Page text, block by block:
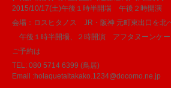
2015/10/17(土)午後１時半開場 午後２時開演
会場：ロスヒタノス JR・阪神 元町東出口を北
午後１時半開場、２時開演 アフタヌーンケー
ご予約は
TEL: 080 5714 6399 (鳥居)
Email :holaquetaltakako.1234@docomo.ne.jp